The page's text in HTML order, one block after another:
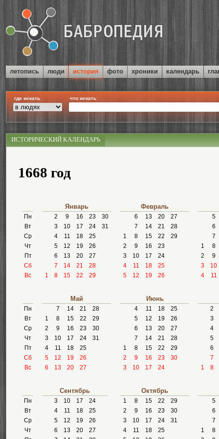
летопись люди история фото хроники календарь
где искать что искать
ИСТОРИЧЕСКИЙ КАЛЕНДАРЬ
1668 год
Пн
Вт
Ср
Чт
Пт
Сб
Вс
Январь
2 9 16 23
30
3
10 17 24
31
4
11 18
25
5
12 19
26
6
13 20
27
7
14 21
28
1
8 15 22 29
Февраль
6 13 20
27
7
14 21
28
1
8 15 22
29
2
9 16
23
3
10 17
24
4
11 18
25
5
12 19 26
5
6
7
1
8
2
9
3
10
4
11
Пн
Вт
Ср
Чт
Пт
Сб
Вс
Май
7 14 21
28
1
8 15 22
29
2
9 16 23
30
3
10 17 24
31
4
11 18
25
5
12 19
26
6
13 20 27
Июнь
4 11 18
25
5
12 19
26
6
13 20
27
7
14 21
28
1
8 15 22
29
2
9 16 23
30
3
10 17 24
2
3
4
5
6
7
1
8
Пн
Вт
Ср
Чт
Сентябрь
3 10 17
24
4
11 18
25
5
12 19
26
6
13 20
27
Октябрь
1 8 15 22
29
2
9 16 23
30
3
10 17 24
31
4
11 18
25
5
6
7
1
8